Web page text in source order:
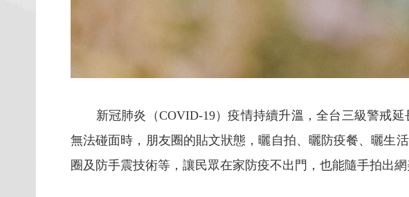
新冠肺炎（COVID-19）疫情持續升溫，全台三級警戒延
無法碰面時，朋友圈的貼文狀態，曬自拍、曬防疫餐、曬生
圈及防手震技術等，讓民眾在家防疫不出門，也能隨手拍出網